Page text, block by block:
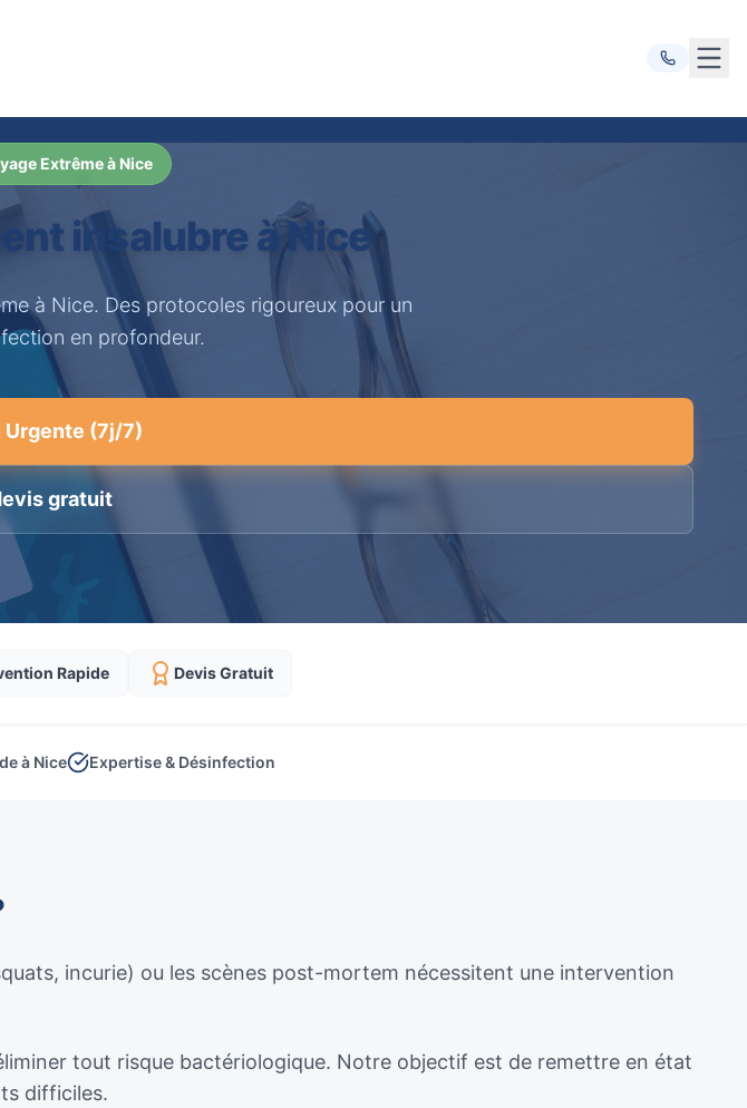
Extrême à Nice
insalubre à Nice
à Nice. Des protocoles rigoureux pour un
en profondeur.
(7j/7)
gratuit
Rapide Devis Gratuit
à Nice Expertise & Désinfection
incurie) ou les scènes post-mortem nécessitent une intervention
tout risque bactériologique. Notre objectif est de remettre en état
difficiles.